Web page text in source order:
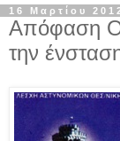
16 Μαρτίου
Απόφαση
την